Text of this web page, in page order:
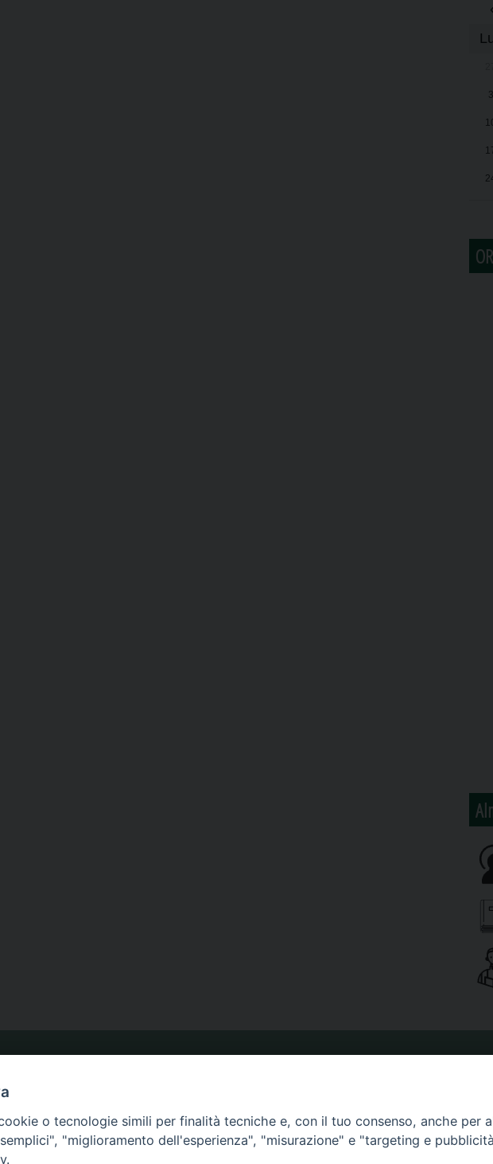
‹
3
24
CALENDARIO PASTORALE
o tecnologie simili per finalità tecniche e, con il tuo consenso, anche per
"miglioramento dell'esperienza", "misurazione" e "targeting e